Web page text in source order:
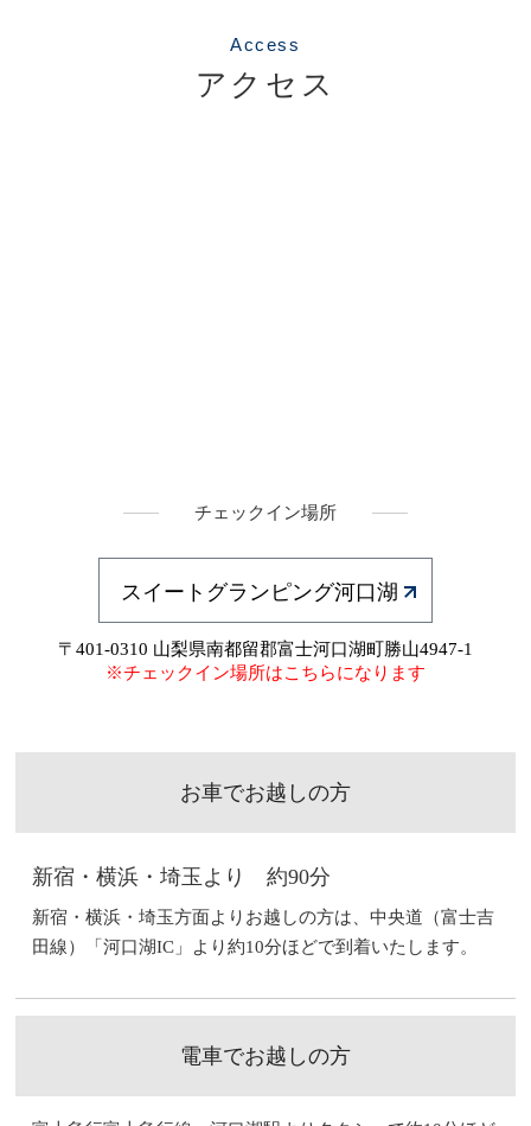
Access
アクセス
チェックイン場所
スイートグランピング河口湖
〒401-0310 山梨県南都留郡富士河口湖町勝山4947-1
※チェックイン場所はこちらになります
お車でお越しの方
新宿・横浜・埼玉より 約90分
新宿・横浜・埼玉方面よりお越しの方は、中央道（富士吉
田線）「河口湖IC」より約10分ほどで到着いたします。
電車でお越しの方